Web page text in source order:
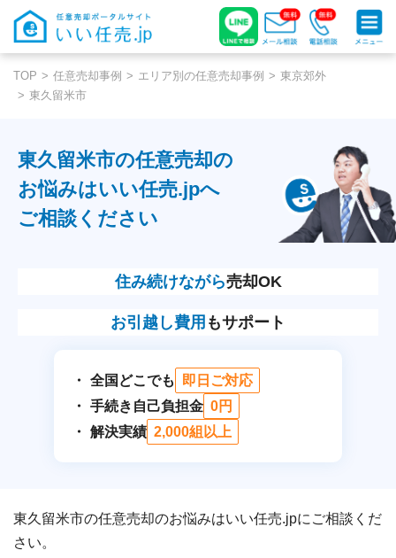
TOP 任意売却事例 エリア別の任意売却事例
東京郊外
東久留米市
東久留米市の任意売却の
お悩みはいい任売.jpへ
ご相談ください
住み続けながら売却OK
お引越し費用 もサポート
全国どこでも
即日ご対応
手続き自己負担金 0円
解決実績 2,000組以上
東久留米市の任意売却のお悩みはいい任売.jpにご相談くだ
さい。